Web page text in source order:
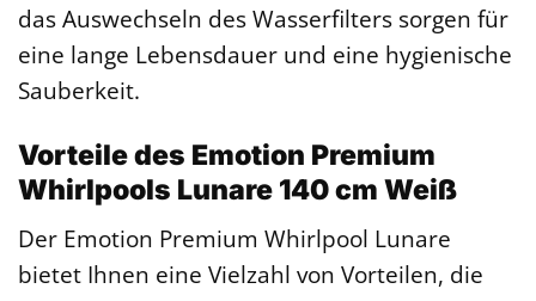
das Auswechseln des Wasserfilters sorgen für
eine lange Lebensdauer und eine hygienische
Sauberkeit.
Vorteile des Emotion Premium
Whirlpools Lunare 140 cm Weiß
Der Emotion Premium Whirlpool Lunare
bietet Ihnen eine Vielzahl von Vorteilen, die